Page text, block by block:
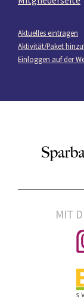
Aktuelles eintragen
Aktivität/Paket
Einloggen auf der
MIT